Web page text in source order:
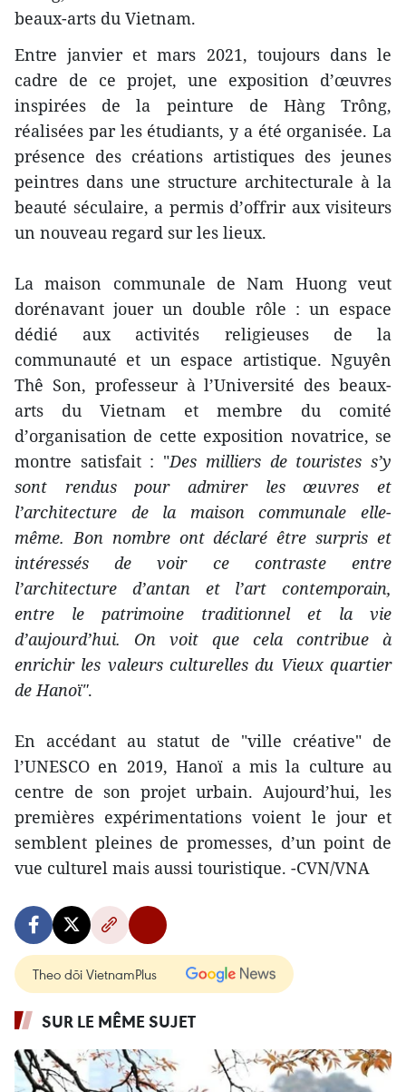
beaux-arts du Vietnam.
Entre janvier et mars 2021, toujours dans le
cadre de ce projet, une exposition d’œuvres
inspirées de la peinture de Hàng Trông,
réalisées par les étudiants, y a été organisée. La
présence des créations artistiques des jeunes
peintres dans une structure architecturale à la
beauté séculaire, a permis d’offrir aux visiteurs
un nouveau regard sur les lieux.
La maison communale de Nam Huong veut
dorénavant jouer un double rôle : un espace
dédié aux activités religieuses de la
communauté et un espace artistique. Nguyên
Thê Son, professeur à l’Université des beaux-
arts du Vietnam et membre du comité
d’organisation de cette exposition novatrice, se
montre satisfait : "Des milliers de touristes s’y
sont rendus pour admirer les œuvres et
l’architecture de la maison communale elle-
même. Bon nombre ont déclaré être surpris et
intéressés de voir ce contraste entre
l’architecture d’antan et l’art contemporain,
entre le patrimoine traditionnel et la vie
d’aujourd’hui. On voit que cela contribue à
enrichir les valeurs culturelles du Vieux quartier
de Hanoï".
En accédant au statut de "ville créative" de
l’UNESCO en 2019, Hanoï a mis la culture au
centre de son projet urbain. Aujourd’hui, les
premières expérimentations voient le jour et
semblent pleines de promesses, d’un point de
vue culturel mais aussi touristique. -CVN/VNA
Theo dõi VietnamPlus
SUR LE MÊME SUJET